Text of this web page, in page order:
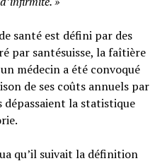
santé est défini par des
par santésuisse, la faîtière
médecin a été convoqué
de ses coûts annuels par
la statistique
qu’il suivait la définition